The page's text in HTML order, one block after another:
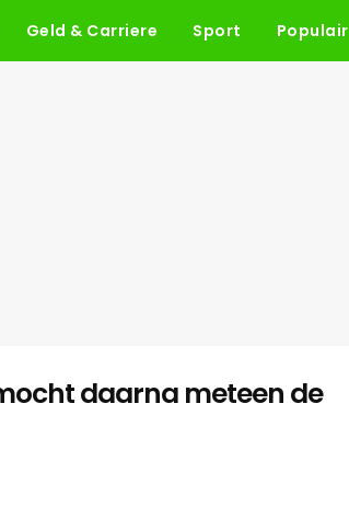
Geld & Carriere Sport Populair
daarna meteen de